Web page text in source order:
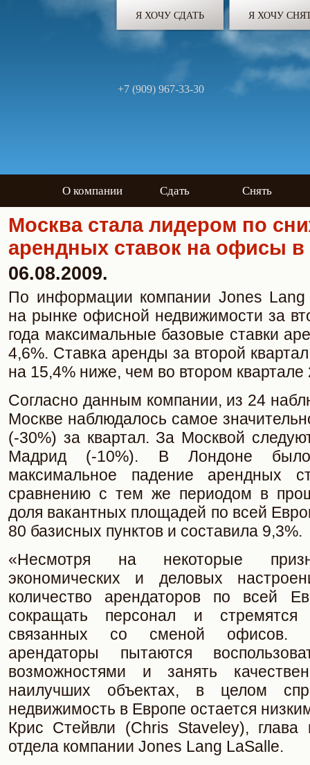
Я ХОЧУ СДАТЬ Я ХОЧУ
+7 (909) 967-33-30
О компании Сдать Снять
Москва стала лидером по
арендных ставок на офисы в
06.08.2009.
По информации компании Jones Lang
на рынке офисной недвижимости за
года максимальные базовые ставки
4,6%. Ставка аренды за второй
на 15,4% ниже, чем во втором квартале
Согласно данным компании, из 24
Москве наблюдалось самое
(-30%) за квартал. За Москвой
Мадрид (-10%). В Лондоне было
максимальное падение арендных
сравнению с тем же периодом в
доля вакантных площадей по всей
80 базисных пунктов и составила 9,3%.
«Несмотря на некоторые
экономических и деловых
количество арендаторов по всей
сокращать персонал и стремятся
связанных со сменой офисов.
арендаторы пытаются
возможностями и занять
наилучших объектах, в целом
недвижимость в Европе остается
Крис Стейвли (Chris Staveley), глава
отдела компании Jones Lang LaSalle.